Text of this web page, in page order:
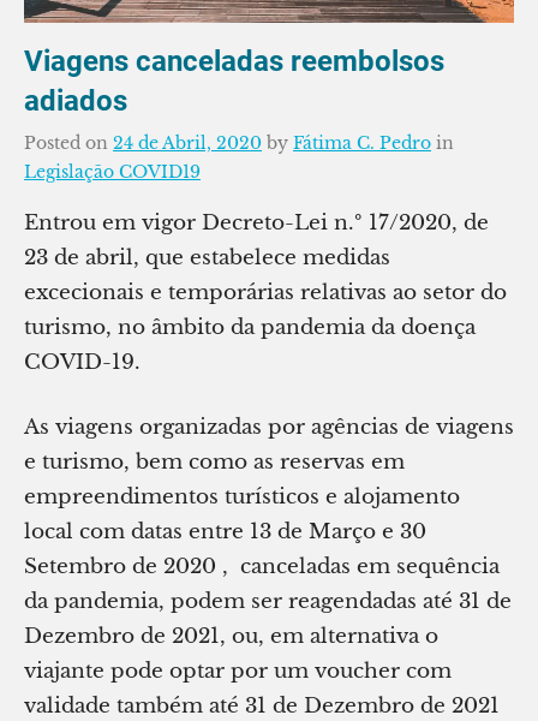
Viagens canceladas reembolsos
adiados
Posted on 24 de Abril, 2020 by Fátima C. Pedro in
Legislação COVID19
Entrou em vigor Decreto-Lei n.º 17/2020, de
23 de abril, que estabelece medidas
excecionais e temporárias relativas ao setor do
turismo, no âmbito da pandemia da doença
COVID-19.
As viagens organizadas por agências de viagens
e turismo, bem como as reservas em
empreendimentos turísticos e alojamento
local com datas entre 13 de Março e 30
Setembro de 2020 , canceladas em sequência
da pandemia, podem ser reagendadas até 31 de
Dezembro de 2021, ou, em alternativa o
viajante pode optar por um voucher com
validade também até 31 de Dezembro de 2021